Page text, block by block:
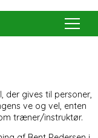
Menu
gives til personer,
ve og vel, enten
træner/instruktør.